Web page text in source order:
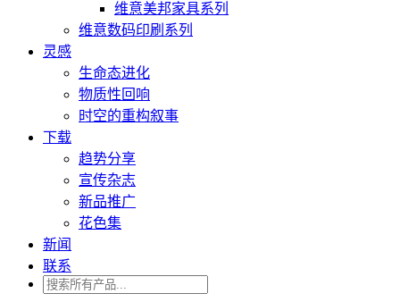
维意美邦家具系列
维意数码印刷系列
灵感
生命态进化
物质性回响
时空的重构叙事
下载
趋势分享
宣传杂志
新品推广
花色集
新闻
联系